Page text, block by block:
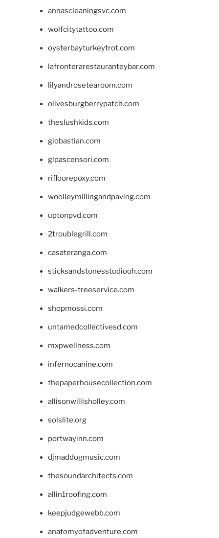
annascleaningsvc.com
wolfcitytattoo.com
oysterbayturkeytrot.com
lafronterarestauranteybar.com
lilyandrosetearoom.com
olivesburgberrypatch.com
theslushkids.com
giobastian.com
glpascensori.com
rifloorepoxy.com
woolleymillingandpaving.com
uptonpvd.com
2troublegrill.com
casateranga.com
sticksandstonesstudiooh.com
walkers-treeservice.com
shopmossi.com
untamedcollectivesd.com
mxpwellness.com
infernocanine.com
thepaperhousecollection.com
allisonwillisholley.com
solslite.org
portwayinn.com
djmaddogmusic.com
thesoundarchitects.com
allin1roofing.com
keepjudgewebb.com
anatomyofadventure.com